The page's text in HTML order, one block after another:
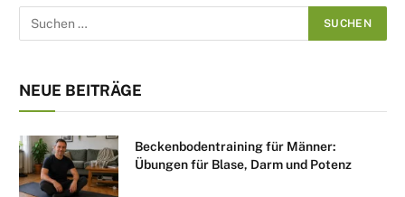
NEUE BEITRÄGE
Beckenbodentraining für Männer:
Übungen für Blase, Darm und Potenz